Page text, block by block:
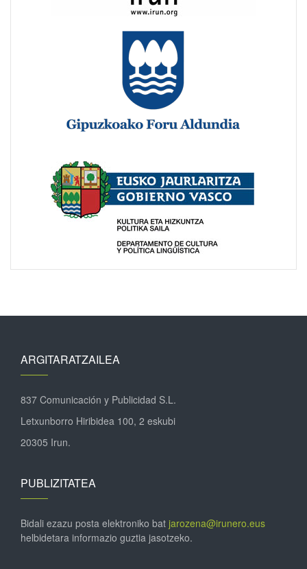
ARGITARATZAILEA
837 Comunicación y Publicidad S.L.
Letxunborro Hiribidea 100, 2 eskubi
20305 Irun.
PUBLIZITATEA
Bidali ezazu posta elektroniko bat jarozena@irunero.eus
helbidetara informazio guztia jasotzeko.